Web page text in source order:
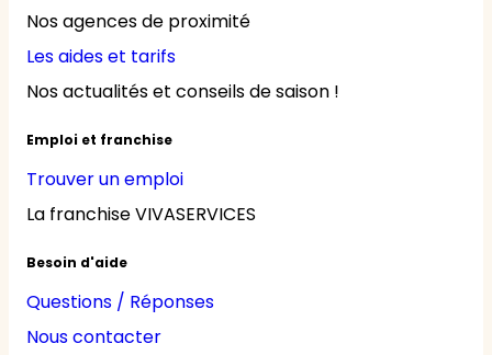
Nos agences de proximité
Les aides et tarifs
Nos actualités et conseils de saison !
Emploi et franchise
Trouver un emploi
La franchise VIVASERVICES
Besoin d'aide
Questions / Réponses
Nous contacter